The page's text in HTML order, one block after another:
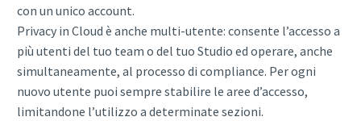
con un unico account.
Privacy in Cloud è anche multi-utente: consente l’accesso a
più utenti del tuo team o del tuo Studio ed operare, anche
simultaneamente, al processo di compliance. Per ogni
nuovo utente puoi sempre stabilire le aree d’accesso,
limitandone l’utilizzo a determinate sezioni.